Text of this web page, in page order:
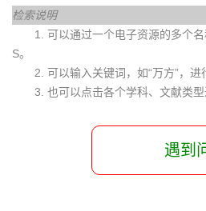
检索说明
1. 可以通过一个电子资源的多个
S。
2. 可以输入关键词，如“万方”，进
3. 也可以点击各个学科、文献类型
遇到